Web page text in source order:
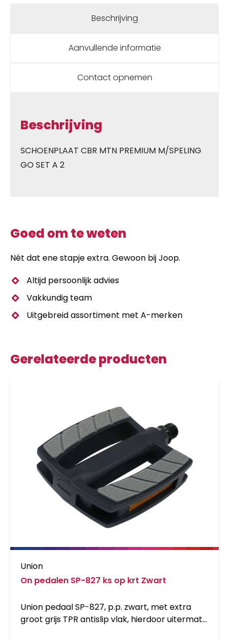
Beschrijving
Aanvullende informatie
Contact opnemen
Beschrijving
SCHOENPLAAT CBR MTN PREMIUM M/SPELING
GO SET A 2
Goed om te weten
Nét dat ene stapje extra. Gewoon bij Joop.
Altijd persoonlijk advies
Vakkundig team
Uitgebreid assortiment met A-merken
Gerelateerde producten
Union
On pedalen SP-827 ks op krt Zwart
Union pedaal SP-827, p.p. zwart, met extra
groot grijs TPR antislip vlak, hierdoor uitermate